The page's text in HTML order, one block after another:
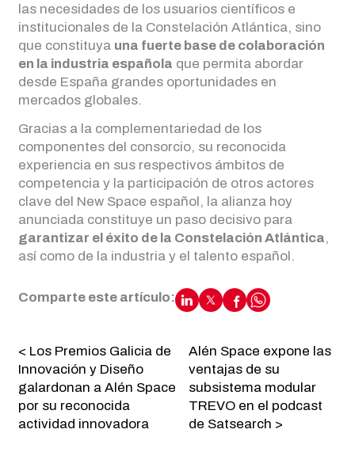
las necesidades de los usuarios científicos e
institucionales de la Constelación Atlántica, sino
que constituya una fuerte base de colaboración
en la industria española que permita abordar
desde España grandes oportunidades en
mercados globales.
Gracias a la complementariedad de los
componentes del consorcio, su reconocida
experiencia en sus respectivos ámbitos de
competencia y la participación de otros actores
clave del New Space español, la alianza hoy
anunciada constituye un paso decisivo para
garantizar el éxito de la Constelación Atlántica,
así como de la industria y el talento español.
Comparte este artículo:
< Los Premios Galicia de
Innovación y Diseño
galardonan a Alén Space
por su reconocida
actividad innovadora
Alén Space expone las
ventajas de su
subsistema modular
TREVO en el podcast
de Satsearch >